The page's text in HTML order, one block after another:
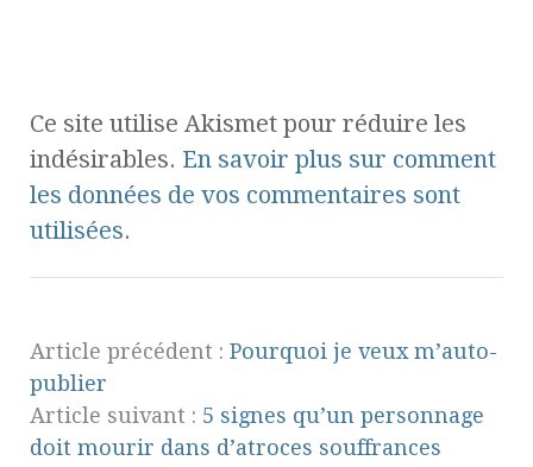
Ce site utilise Akismet pour réduire les
indésirables. En savoir plus sur comment
les données de vos commentaires sont
utilisées.
Article précédent : Pourquoi je veux m’auto-
publier
Article suivant : 5 signes qu’un personnage
doit mourir dans d’atroces souffrances